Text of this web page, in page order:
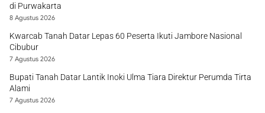
di Purwakarta
8 Agustus 2026
Kwarcab Tanah Datar Lepas 60 Peserta Ikuti Jambore Nasional
Cibubur
7 Agustus 2026
Bupati Tanah Datar Lantik Inoki Ulma Tiara Direktur Perumda Tirta
Alami
7 Agustus 2026